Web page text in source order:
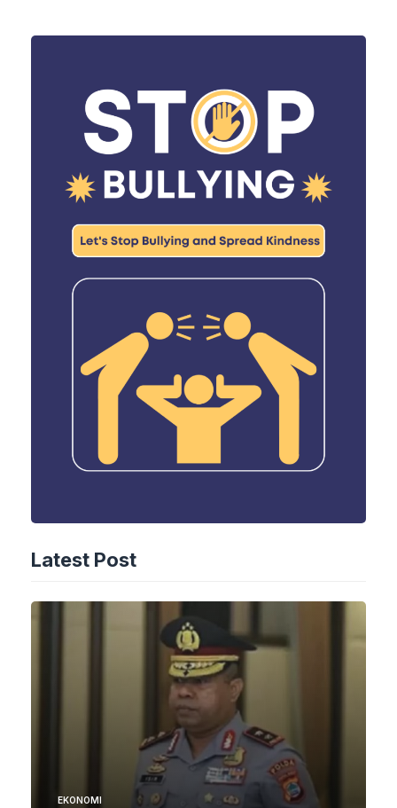
Latest Post
EKONOMI